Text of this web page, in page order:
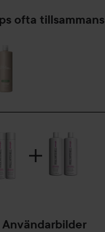
ofta tillsammans
Användarbilder